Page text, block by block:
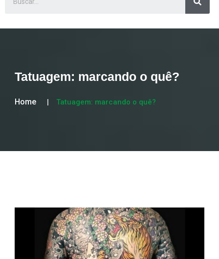
Tatuagem: marcando o quê?
Home Tatuagem: marcando o quê?